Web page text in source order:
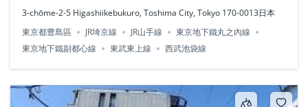
3-chōme-2-5 Higashiikebukuro, Toshima City, Tokyo 170-0013日本
東京都豊島區
JR埼京線 JR山手線
東京地下鐵丸之內線
東京地下鐵副都心線
東武東上線 西武池袋線